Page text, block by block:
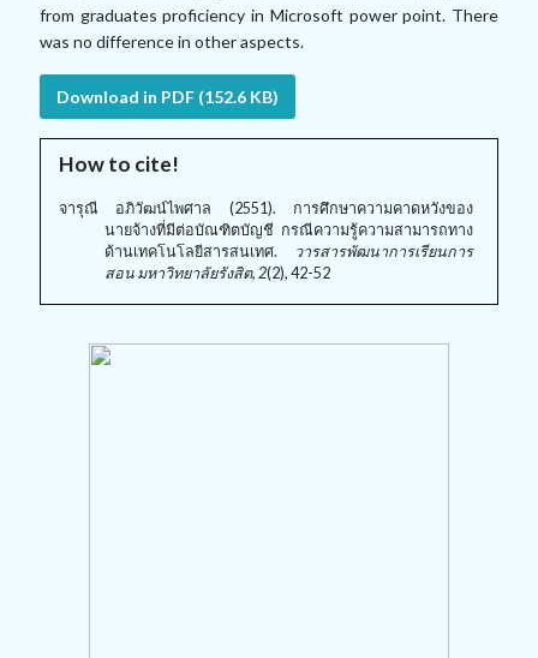
from graduates proficiency in Microsoft power point. There
was no difference in other aspects.
Download in PDF (152.6 KB)
How to cite!
จารุณี อภิวัฒน์ไพศาล (2551). การศึกษาความคาดหวังของ
นายจ้างที่มีต่อบัณฑิตบัญชี กรณีความรู้ความสามารถทาง
ด้านเทคโนโลยีสารสนเทศ.
วารสารพัฒนาการเรียนการ
สอน มหาวิทยาลัยรังสิต, 2(2), 42-52